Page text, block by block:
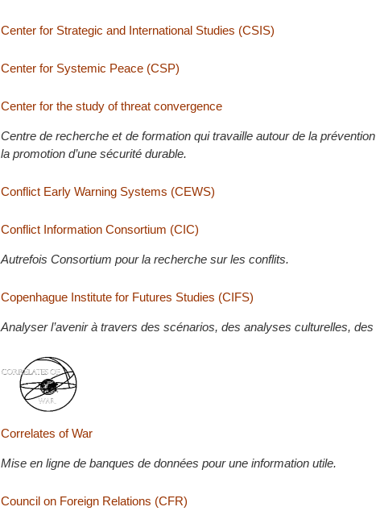
Center for Strategic and International Studies (CSIS)
Center for Systemic Peace (CSP)
Center for the study of threat convergence
Centre de recherche et de formation qui travaille autour de la
la promotion d’une sécurité durable.
Conflict Early Warning Systems (CEWS)
Conflict Information Consortium (CIC)
Autrefois Consortium pour la recherche sur les conflits.
Copenhague Institute for Futures Studies (CIFS)
Analyser l’avenir à travers des scénarios, des analyses culturelles,
Correlates of War
Mise en ligne de banques de données pour une information utile.
Council on Foreign Relations (CFR)